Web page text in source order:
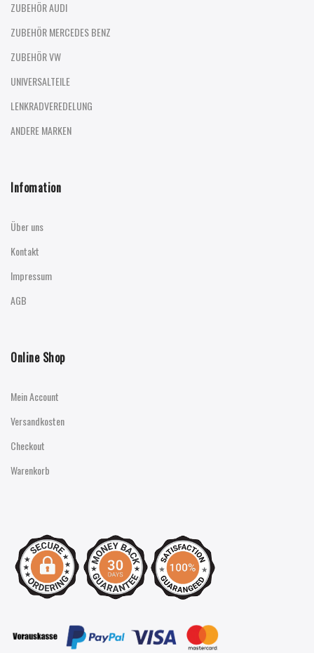
ZUBEHÖR AUDI
ZUBEHÖR MERCEDES BENZ
ZUBEHÖR VW
UNIVERSALTEILE
LENKRADVEREDELUNG
ANDERE MARKEN
Infomation
Über uns
Kontakt
Impressum
AGB
Online Shop
Mein Account
Versandkosten
Checkout
Warenkorb